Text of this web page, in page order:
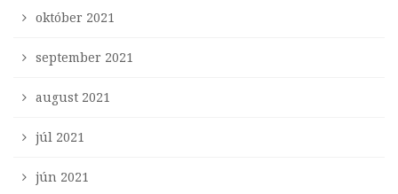
október 2021
september 2021
august 2021
júl 2021
jún 2021